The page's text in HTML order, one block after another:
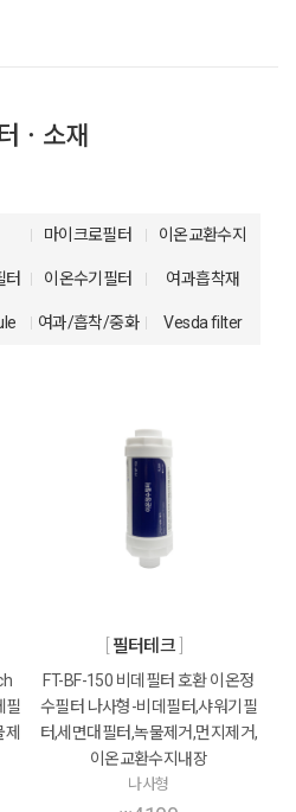
ㆍ소재
마이크로필터 이온교환수지
터 이온수기필터 여과흡착재
여과/흡착/중화 Vesda filter
필
필터테크
FT-BF-150 비데필터 호환 이온정
수필터 나사형-비데필터,샤워기필
터,세면대필터,녹물제거,먼지제거,
이온교환수지내장
나사형